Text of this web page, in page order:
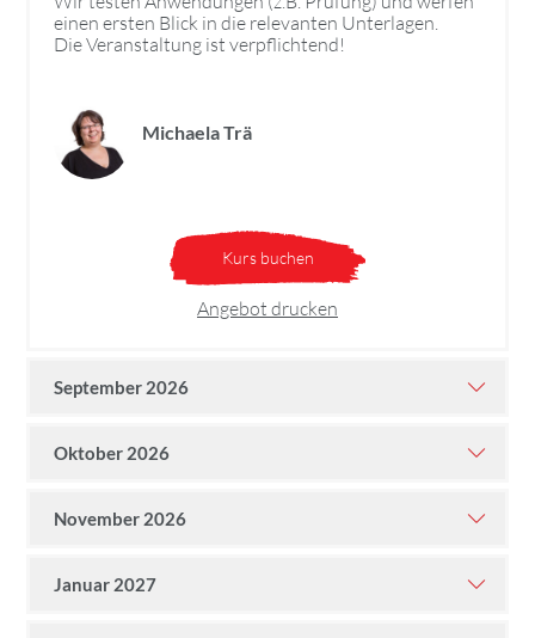
einen ersten Blick in die relevanten Unterlagen.
Die Veranstaltung ist verpflichtend!
Michaela Trä
Kurs buchen
Angebot drucken
September 2026
Oktober 2026
November 2026
Januar 2027